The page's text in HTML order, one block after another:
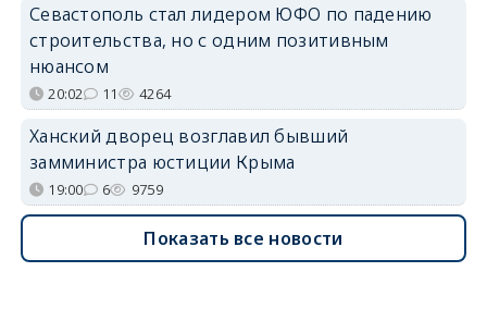
Севастополь стал лидером ЮФО по падению
строительства, но с одним позитивным
нюансом
20:02 11 4264
Ханский дворец возглавил бывший
замминистра юстиции Крыма
19:00 6 9759
Показать все новости